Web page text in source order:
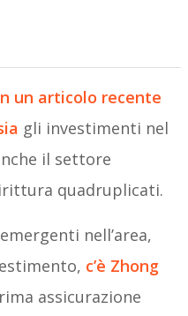
un articolo recente
gli investimenti nel
il settore
quadruplicati.
nell’area,
c’è Zhong
assicurazione